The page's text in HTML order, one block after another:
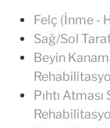
Felç (İnme -
Sağ/Sol
Beyin
Pıhtı Atması